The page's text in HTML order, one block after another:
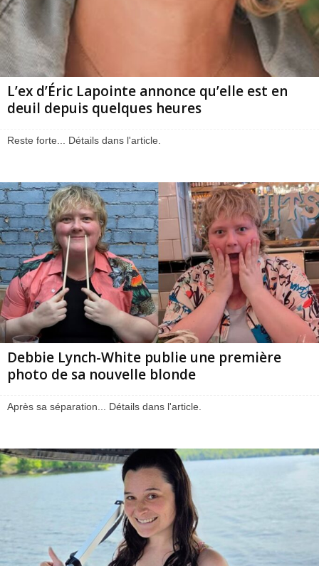
L’ex d’Éric Lapointe annonce qu’elle est en
deuil depuis quelques heures
Reste forte... Détails dans l'article.
Debbie Lynch-White publie une première
photo de sa nouvelle blonde
Après sa séparation... Détails dans l'article.